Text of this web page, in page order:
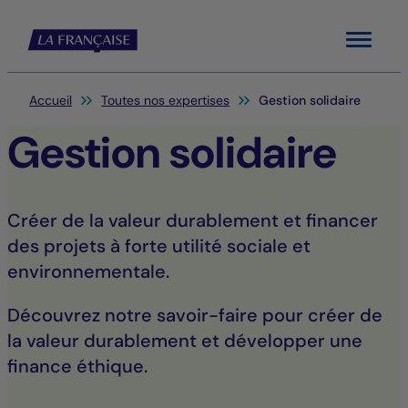
Menu
Vous êtes ici:
Accueil Toutes nos expertises Gestion solidaire
Gestion solidaire
Créer de la valeur durablement et financer
des projets à forte utilité sociale et
environnementale.
Découvrez notre savoir-faire pour créer de
la valeur durablement et développer une
finance éthique.